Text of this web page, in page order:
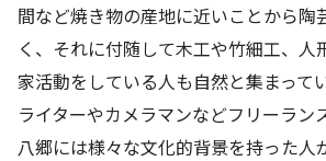
間など焼き物の産地に近いことから陶
く、それに付随して木工や竹細工、人
家活動をしている人も自然と集まって
ライターやカメラマンなどフリーラン
八郷には様々な文化的背景を持った人